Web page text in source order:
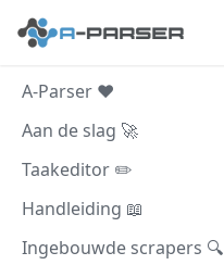
A-Parser ❤️
Aan de slag 🚀
Taakeditor ✏️
Handleiding 📖
Ingebouwde scrapers 🔍